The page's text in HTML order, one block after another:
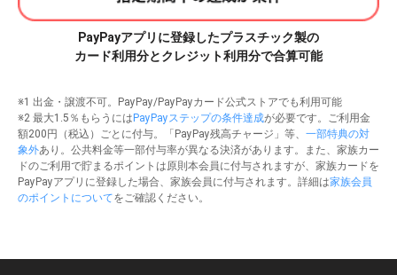
PayPayアプリに登録したプラスチック製の
カード利用分とクレジット利用分で合算可能
※1 出金・譲渡不可。PayPay/PayPayカード公式ストアでも利用可能
※2 最大1.5％もらうには PayPayステップの条件達成が必要です。ご利用金
額200円（税込）ごとに付与。「PayPay残高チャージ」等、 一部特典の対
象外あり。公共料金等一部付与率が異なる決済があります。また、家族カー
ドのご利用で貯まるポイントは原則本会員に付与されますが、家族カードを
PayPayアプリに登録した場合、家族会員に付与されます。詳細は家族会員
のポイントについてをご確認ください。